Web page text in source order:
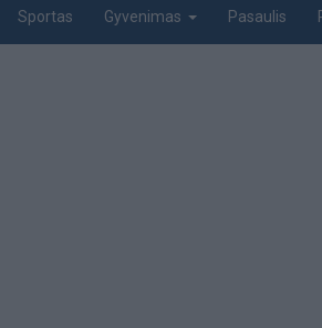
Sportas Gyvenimas Pasaulis